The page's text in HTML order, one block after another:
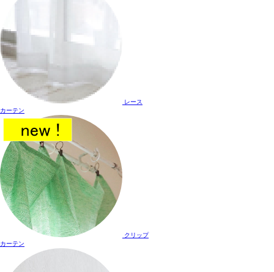
レース
カーテン
クリップ
カーテン